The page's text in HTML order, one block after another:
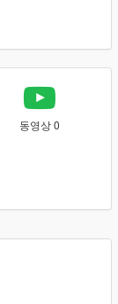
동영상 0